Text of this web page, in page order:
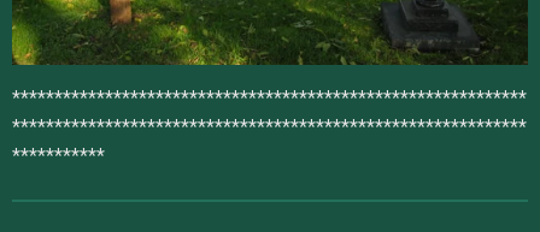
*************************************************************
*************************************************************
***********